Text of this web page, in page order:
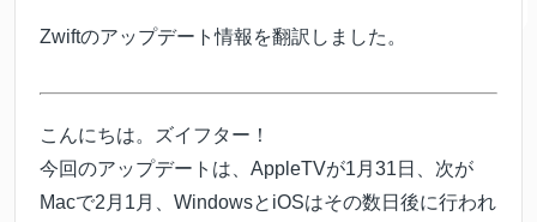
Zwiftのアップデート情報を翻訳しました。
こんにちは。ズイフター！
今回のアップデートは、AppleTVが1月31日、次が
Macで2月1月、WindowsとiOSはその数日後に行われ